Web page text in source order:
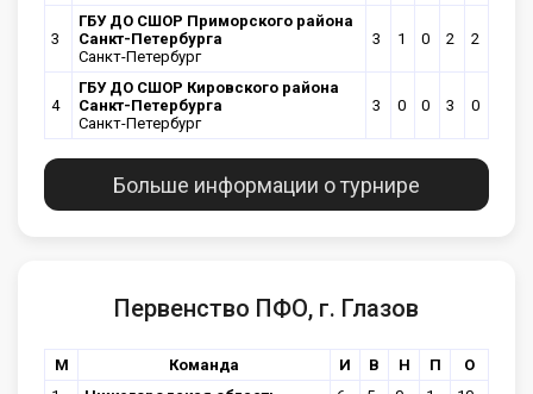
3
ГБУ ДО СШОР Приморского района
Санкт-Петербурга
Санкт-Петербург
3 1 0 2 2
4
ГБУ ДО СШОР Кировского района
Санкт-Петербурга
Санкт-Петербург
3 0 0 3 0
Больше информации о турнире
Первенство ПФО, г. Глазов
М Команда И В Н П
О